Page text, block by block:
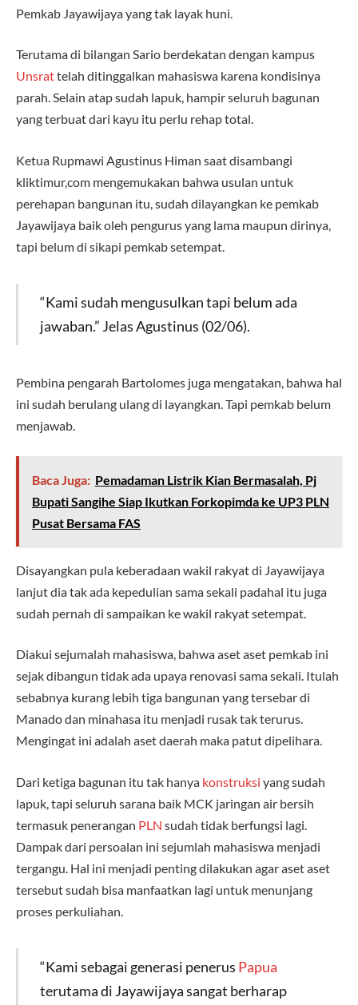
Pemkab Jayawijaya yang tak layak huni.
Terutama di bilangan Sario berdekatan dengan kampus
Unsrattelah ditinggalkan mahasiswa karena kondisinya
parah. Selain atap sudah lapuk, hampir seluruh bagunan
yang terbuat dari kayu itu perlu rehap total.
Ketua Rupmawi Agustinus Himan saat disambangi
kliktimur,com mengemukakan bahwa usulan untuk
perehapan bangunan itu, sudah dilayangkan ke pemkab
Jayawijaya baik oleh pengurus yang lama maupun dirinya,
tapi belum di sikapi pemkab setempat.
“Kami sudah mengusulkan tapi belum ada
jawaban.” Jelas Agustinus (02/06).
Pembina pengarah Bartolomes juga mengatakan, bahwa hal
ini sudah berulang ulang di layangkan. Tapi pemkab belum
menjawab.
Baca Juga: Pemadaman Listrik Kian Bermasalah, Pj
Bupati Sangihe Siap Ikutkan Forkopimda ke UP3 PLN
Pusat Bersama FAS
Disayangkan pula keberadaan wakil rakyat di Jayawijaya
lanjut dia tak ada kepedulian sama sekali padahal itu juga
sudah pernah di sampaikan ke wakil rakyat setempat.
Diakui sejumalah mahasiswa, bahwa aset aset pemkab ini
sejak dibangun tidak ada upaya renovasi sama sekali. Itulah
sebabnya kurang lebih tiga bangunan yang tersebar di
Manado dan minahasa itu menjadi rusak tak terurus.
Mengingat ini adalah aset daerah maka patut dipelihara.
Dari ketiga bagunan itu tak hanya konstruksi yang sudah
lapuk, tapi seluruh sarana baik MCK jaringan air bersih
termasuk penerangan PLN sudah tidak berfungsi lagi.
Dampak dari persoalan ini sejumlah mahasiswa menjadi
tergangu. Hal ini menjadi penting dilakukan agar aset aset
tersebut sudah bisa manfaatkan lagi untuk menunjang
proses perkuliahan.
“Kami sebagai generasi penerus Papua
terutama di Jayawijaya sangat berharap